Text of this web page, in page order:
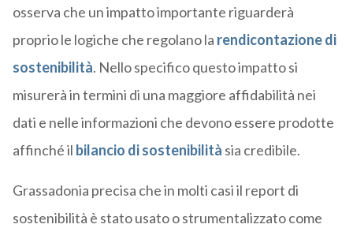
osserva che un impatto importante riguarderà
proprio le logiche che regolano la rendicontazione di
sostenibilità. Nello specifico questo impatto si
misurerà in termini di una maggiore affidabilità nei
dati e nelle informazioni che devono essere prodotte
affinché il bilancio di sostenibilità sia credibile.
Grassadonia precisa che in molti casi il report di
sostenibilità è stato usato o strumentalizzato come